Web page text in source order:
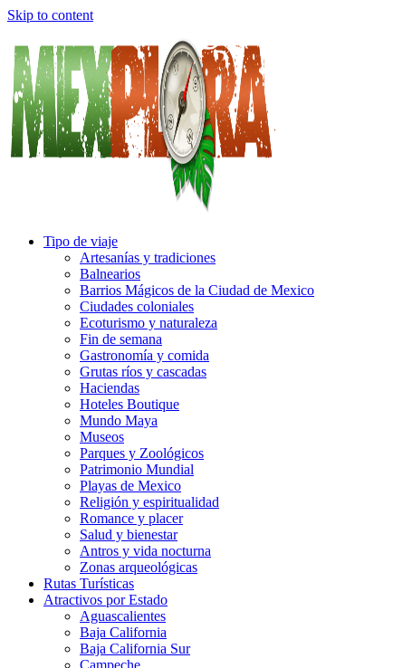
Skip to content
Tipo de viaje
Artesanías y tradiciones
Balnearios
Barrios Mágicos de la Ciudad de Mexico
Ciudades coloniales
Ecoturismo y naturaleza
Fin de semana
Gastronomía y comida
Grutas ríos y cascadas
Haciendas
Hoteles Boutique
Mundo Maya
Museos
Parques y Zoológicos
Patrimonio Mundial
Playas de Mexico
Religión y espiritualidad
Romance y placer
Salud y bienestar
Antros y vida nocturna
Zonas arqueológicas
Rutas Turísticas
Atractivos por Estado
Aguascalientes
Baja California
Baja California Sur
Campeche